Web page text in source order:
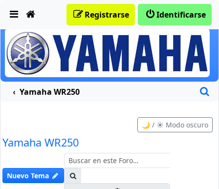
Identificarse
Registrarse
Yamaha WR250
🌙 / ☀️ Modo oscuro
Yamaha WR250
Nuevo Tema